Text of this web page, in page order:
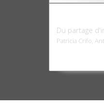
Du partage
Patricia Crifo,